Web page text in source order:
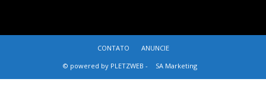
CONTATO
ANUNCIE
© powered by PLETZWEB -
SA Marketing